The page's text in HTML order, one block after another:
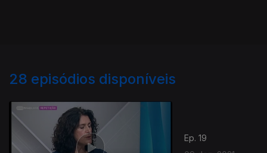
28 episódios disponíveis
Ep. 19